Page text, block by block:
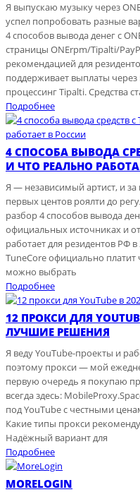
Я выпускаю музыку через
успел попробовать разные
4 способов вывода денег с
страницы ONErpm/Tipalti/
рекомендацией для
поддерживает выплаты
процессинг Tipalti. Средства
Подробнее
4 СПОСОБА ВЫВОДА
И ЧТО РЕАЛЬНО
Я — независимый артист, и
первых центов роялти до
разбор 4 способов вывода
официальных источниках и
работает для резидентов РФ
TuneCore официально платит
можно выбрать
Подробнее
12 ПРОКСИ ДЛЯ
ЛУЧШИЕ РЕШЕНИЯ
Я веду YouTube-проекты и
поэтому прокси — мой
первую очередь я покупаю
всегда здесь:
под YouTube с честными
Какие типы прокси
Надёжный вариант для
Подробнее
MORELOGIN